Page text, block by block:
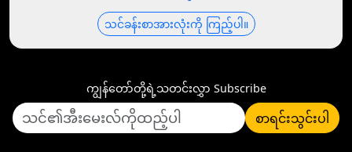
သင်ခန်းစာအားလုံးကို ကြည့်ပါ။
ကျွန်တော်တို့ရဲ့သတင်းလွှာ Subscribe
စာရင်းသွင်းပါ